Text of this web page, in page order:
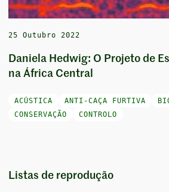
25 Outubro 2022
Daniela Hedwig: O Projeto de
na África Central
ACÚSTICA ANTI-CAÇA FURTIVA
CONSERVAÇÃO
CONTROLO
Listas de reprodução